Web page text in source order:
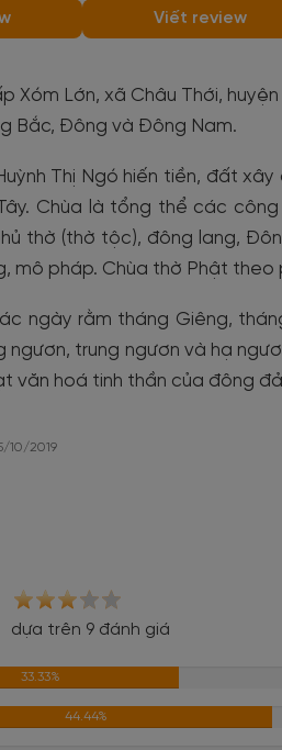
Viết review
Xóm Lớn, xã Châu Thới,
Bắc, Đông và Đông Nam.
Thị Ngó hiến tiền, đất
Chùa là tổng thể các
thờ (thờ tộc), đông lang,
mô pháp. Chùa thờ Phật theo
ngày rằm tháng Giêng,
ngươn, trung ngươn và hạ
văn hoá tinh thần của đông
10/2019
dựa trên 9 đánh giá
33.33%
44.44%